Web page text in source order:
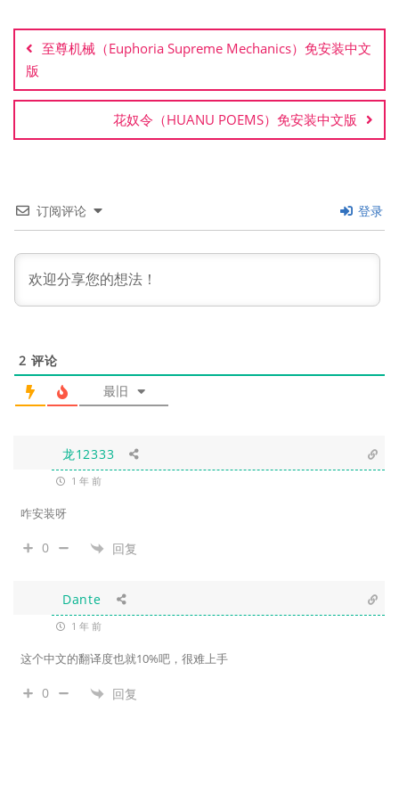
章
导
航
至尊机械（Euphoria Supreme Mechanics）免安装中文
版
花奴令（HUANU POEMS）免安装中文版
订阅评论 登录
2 评论
最旧
龙12333
1 年 前
咋安装呀
0 回复
Dante
1 年 前
这个中文的翻译度也就10%吧，很难上手
0 回复